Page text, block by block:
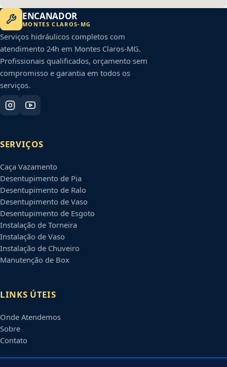
ENCANADOR
MONTES CLAROS- MG
Serviços hidráulicos completos com
atendimento 24h em Montes Claros-MG.
Profissionais qualificados, orçamento sem
compromisso e garantia em todos os
serviços.
SERVIÇOS
Caça Vazamento
Desentupimento de Pia
Desentupimento de Ralo
Desentupimento de Vaso
Desentupimento de Esgoto
Instalação de Torneira
Instalação de Vaso
Instalação de Chuveiro
Manutenção de Box
LINKS ÚTEIS
Onde Atendemos
Sobre
Contato